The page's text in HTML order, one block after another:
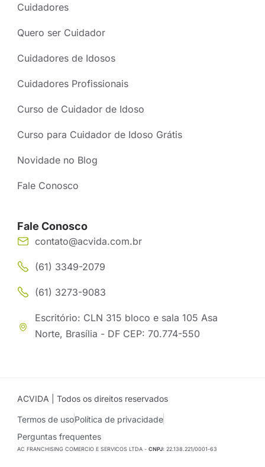
Cuidadores
Quero ser Cuidador
Cuidadores de Idosos
Cuidadores Profissionais
Curso de Cuidador de Idoso
Curso para Cuidador de Idoso Grátis
Novidade no Blog
Fale Conosco
Fale Conosco
contato@acvida.com.br
(61) 3349-2079
(61) 3273-9083
Escritório: CLN 315 bloco e sala 105 Asa
Norte, Brasília - DF CEP: 70.774-550
ACVIDA | Todos os direitos reservados
Termos de usoPolítica de privacidade
Perguntas frequentes
AC FRANCHISING COMERCIO E SERVICOS LTDA - CNPJ: 22.138.221/0001-63